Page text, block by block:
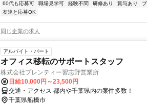
60代も応募可 職場見学可 経験不問 研修あり 賞与あり
友達と応募OK
同じ企業の求人
アルバイト・パート
オフィス移転のサポートスタッフ
株式会社プレンティー習志野営業所
日給10,000円～23,500円
交通・アクセス 都内や千葉県内の案件多数！
千葉県船橋市